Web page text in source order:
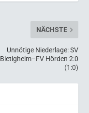
NÄCHSTE
Unnötige Niederlage: SV
Bietigheim–FV Hörden 2:0
(1:0)